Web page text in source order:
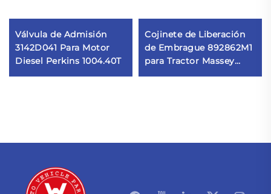
Válvula de Admisión
3142D041 Para Motor
Diesel Perkins 1004.40T
Cojinete de Liberación
de Embrague 892862M1
para Tractor Massey
Ferguson